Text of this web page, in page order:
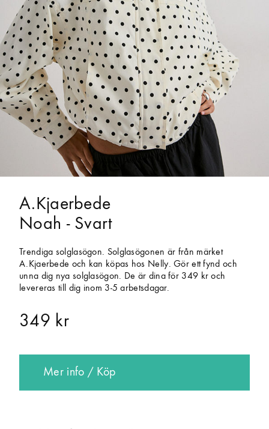
A.Kjaerbede
Noah - Svart
Trendiga solglasögon. Solglasögonen är från märket
A.Kjaerbede och kan köpas hos Nelly. Gör ett fynd och
unna dig nya solglasögon. De är dina för 349 kr och
levereras till dig inom 3-5 arbetsdagar.
349 kr
Mer info / Köp